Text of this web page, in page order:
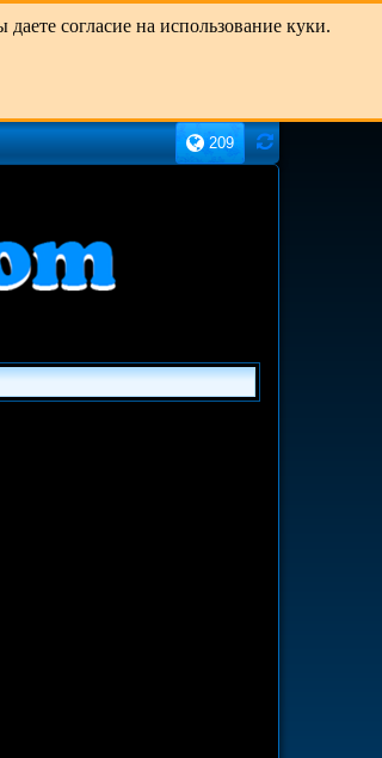
согласие на использование куки.
209